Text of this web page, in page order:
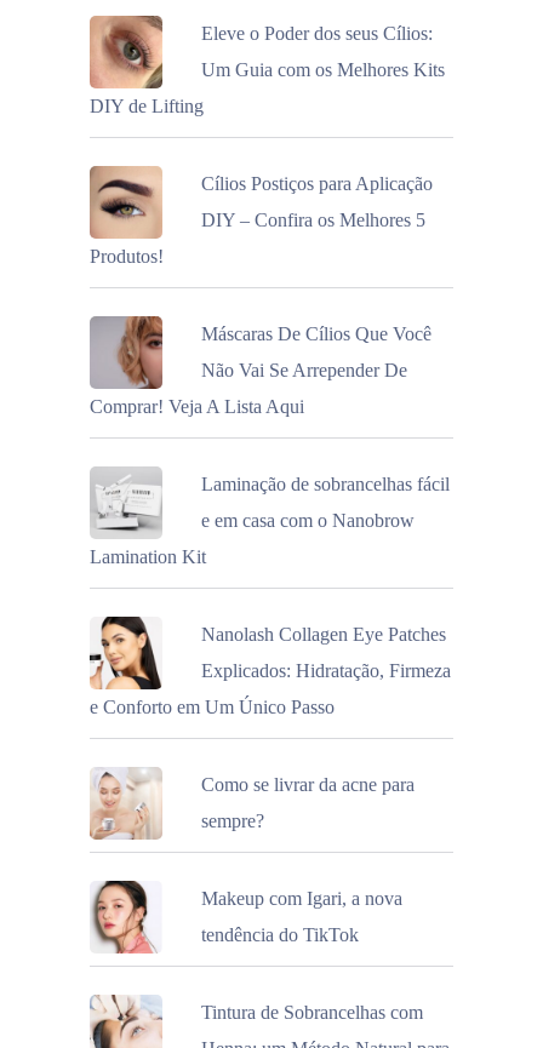
Eleve o Poder dos seus Cílios:
Um Guia com os Melhores Kits
DIY de Lifting
Cílios Postiços para Aplicação
DIY – Confira os Melhores 5
Produtos!
Máscaras De Cílios Que Você
Não Vai Se Arrepender De
Comprar! Veja A Lista Aqui
Laminação de sobrancelhas fácil
e em casa com o Nanobrow
Lamination Kit
Nanolash Collagen Eye Patches
Explicados: Hidratação, Firmeza
e Conforto em Um Único Passo
Como se livrar da acne para
sempre?
Makeup com Igari, a nova
tendência do TikTok
Tintura de Sobrancelhas com